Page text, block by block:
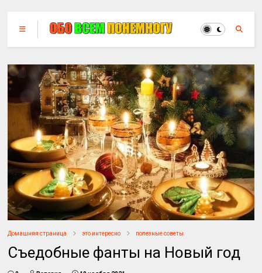
Домашняя страница это интересно полезные советы
Съедобные фанты на Новый год